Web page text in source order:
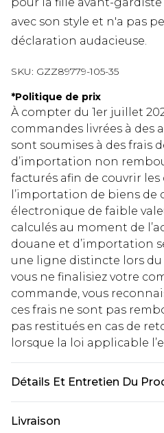
avec son style et n'a pas
déclaration audacieuse.
SKU: GZZ89779-105-35
*Politique de prix
À compter du 1er juillet
commandes livrées à des
sont soumises à des frais
d’importation non
facturés afin de couvrir les
l’importation de biens de
électronique de faible
calculés au moment de
douane et d’importation
une ligne distincte lors
vous ne finalisiez votre
commande, vous
ces frais ne sont pas
pas restitués en cas de
lorsque la loi applicable
Détails Et Entretien Du
Livraison